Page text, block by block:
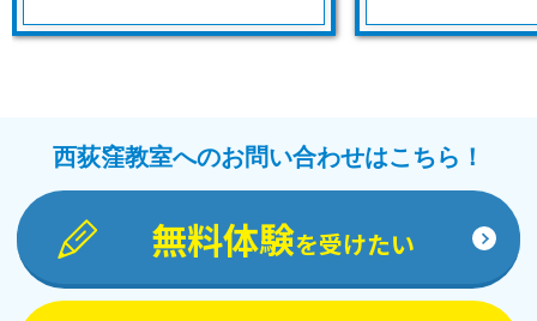
西荻窪教室へのお問い合わせはこちら！
無料体験を受けたい